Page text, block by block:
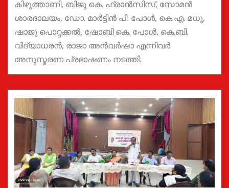
കിഴുത്താണി, ബിജു കെ. ഫ്രാൻസിസ്, സോമൻ
ശാരദാലയം, ഡോ. മാർട്ടിൻ പി. പോൾ, കെ.എ. മധു,
ഷാജു പൊറ്റക്കൽ, ഷോബി കെ. പോൾ, കെ.ബി.
വിദ്യാധരൻ, രാജാ അൻവർഷാ എന്നിവർ
അനുസ്മരണ പ്രഭാഷണം നടത്തി.